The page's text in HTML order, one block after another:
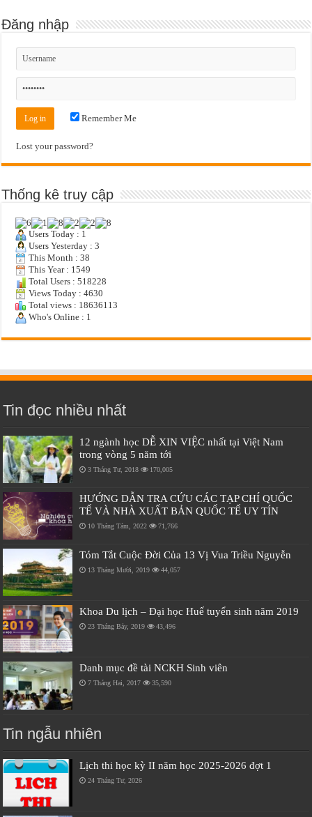
Đăng nhập
Remember Me
Lost your password?
Thống kê truy cập
Users Today : 1
Users Yesterday : 3
This Month : 38
This Year : 1549
Total Users : 518228
Views Today : 4630
Total views : 18636113
Who's Online : 1
Tin đọc nhiều nhất
12 ngành học DỄ XIN VIỆC nhất tại Việt Nam
trong vòng 5 năm tới
3 Tháng Tư, 2018 170,005
HƯỚNG DẪN TRA CỨU CÁC TẠP CHÍ QUỐC
TẾ VÀ NHÀ XUẤT BẢN QUỐC TẾ UY TÍN
10 Tháng Tám, 2022 71,766
Tóm Tắt Cuộc Đời Của 13 Vị Vua Triều Nguyễn
13 Tháng Mười, 2019 44,057
Khoa Du lịch – Đại học Huế tuyển sinh năm 2019
23 Tháng Bảy, 2019 43,496
Danh mục đề tài NCKH Sinh viên
7 Tháng Hai, 2017 35,590
Tin ngẫu nhiên
Lịch thi học kỳ II năm học 2025-2026 đợt 1
24 Tháng Tư, 2026